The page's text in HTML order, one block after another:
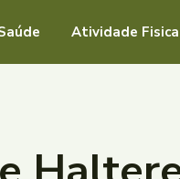
Atividade Fisica